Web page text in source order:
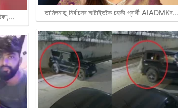
তামিলনাডু নিৰ্বাচনৰ আটাইতকৈ চহকী প্ৰাৰ্থী AIADMKৰ…